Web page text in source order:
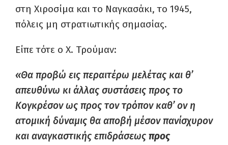
στη Χιροσίμα και το Ναγκασάκι, το 1945,
πόλεις μη στρατιωτικής σημασίας.
Είπε τότε ο Χ. Τρούμαν:
«Θα προβώ εις περαιτέρω μελέτας και θ’
απευθύνω κι άλλας συστάσεις προς το
Κογκρέσον ως προς τον τρόπον καθ’ ον η
ατομική δύναμις θα αποβή μέσον πανίσχυρον
και αναγκαστικής επιδράσεωςπρος